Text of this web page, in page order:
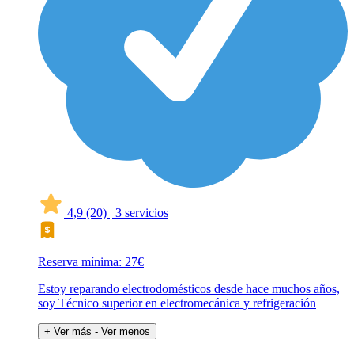
4,9 (20) | 3 servicios
Reserva mínima: 27€
Estoy reparando electrodomésticos desde hace muchos años,
soy Técnico superior en electromecánica y refrigeración
+ Ver más - Ver menos